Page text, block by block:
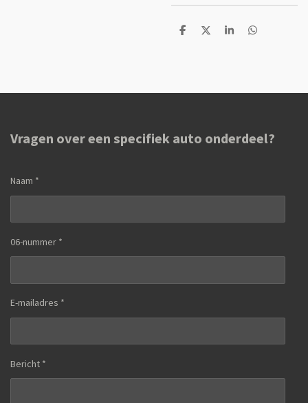
D
D
S
D
Vragen over een specifiek auto onderdeel?
Naam *
06-nummer *
E-mailadres *
Bericht *